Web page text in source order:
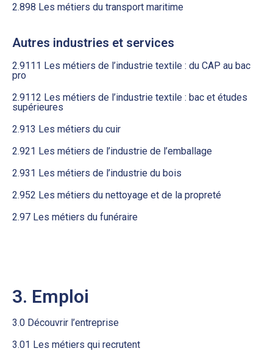
2.898 Les métiers du transport maritime
Autres industries et services
2.9111 Les métiers de l’industrie textile : du CAP au bac
pro
2.9112 Les métiers de l’industrie textile : bac et études
supérieures
2.913 Les métiers du cuir
2.921 Les métiers de l’industrie de l’emballage
2.931 Les métiers de l’industrie du bois
2.952 Les métiers du nettoyage et de la propreté
2.97 Les métiers du funéraire
3. Emploi
3.0 Découvrir l’entreprise
3.01 Les métiers qui recrutent